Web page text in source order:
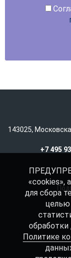
143025,
+7 495
«cookies»,
для сбора
целью
Политике